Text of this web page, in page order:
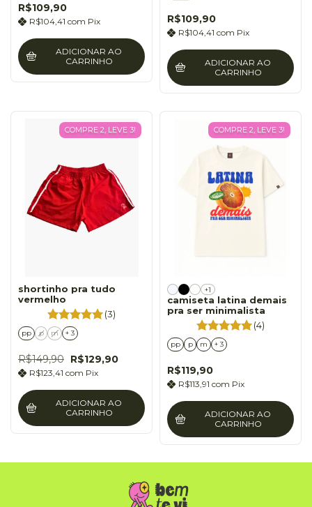
R$109,90
R$104,41 com Pix
ADICIONAR AO
CARRINHO
R$109,90
R$104,41 com Pix
ADICIONAR AO
CARRINHO
COMPRE 2, LEVE 3!
shortinho pra tudo
vermelho
(3)
pp p m + 3
R$149,90 R$129,90
R$123,41 com Pix
ADICIONAR AO
CARRINHO
COMPRE 2, LEVE 3!
+1
camiseta latina demais
pra ser minimalista
(4)
pp p m + 3
R$119,90
R$113,91 com Pix
ADICIONAR AO
CARRINHO